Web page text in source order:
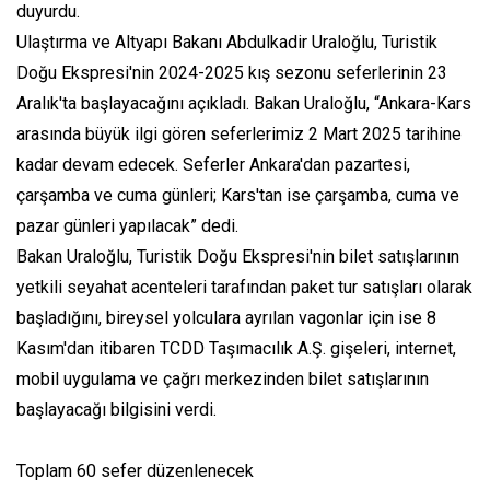
duyurdu.
Ulaştırma ve Altyapı Bakanı Abdulkadir Uraloğlu, Turistik
Doğu Ekspresi'nin 2024-2025 kış sezonu seferlerinin 23
Aralık'ta başlayacağını açıkladı. Bakan Uraloğlu, “Ankara-Kars
arasında büyük ilgi gören seferlerimiz 2 Mart 2025 tarihine
kadar devam edecek. Seferler Ankara'dan pazartesi,
çarşamba ve cuma günleri; Kars'tan ise çarşamba, cuma ve
pazar günleri yapılacak” dedi.
Bakan Uraloğlu, Turistik Doğu Ekspresi'nin bilet satışlarının
yetkili seyahat acenteleri tarafından paket tur satışları olarak
başladığını, bireysel yolculara ayrılan vagonlar için ise 8
Kasım'dan itibaren TCDD Taşımacılık A.Ş. gişeleri, internet,
mobil uygulama ve çağrı merkezinden bilet satışlarının
başlayacağı bilgisini verdi.
Toplam 60 sefer düzenlenecek